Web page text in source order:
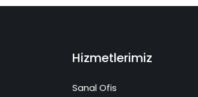
Hizmetlerimiz
Sanal Ofis